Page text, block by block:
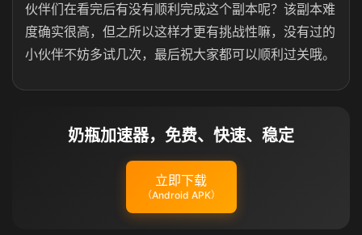
伙伴们在看完后有没有顺利完成这个副本呢？该副本难
度确实很高，但之所以这样才更有挑战性嘛，没有过的
小伙伴不妨多试几次，最后祝大家都可以顺利过关哦。
奶瓶加速器，免费、快速、稳定
立即下载
（Android APK）